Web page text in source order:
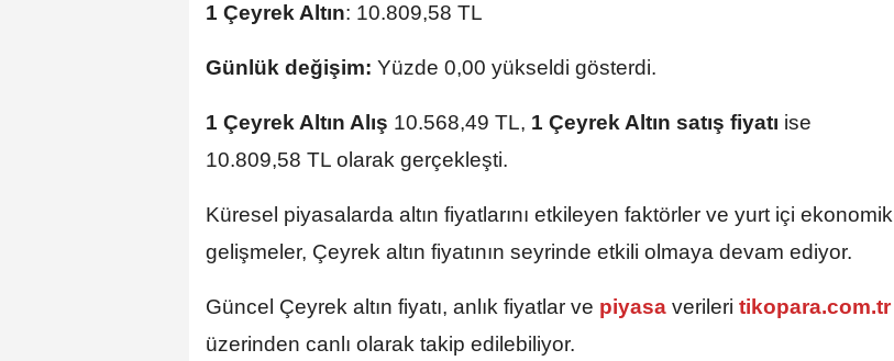
1 Çeyrek Altın: 10.809,58 TL
Günlük değişim: Yüzde 0,00 yükseldi gösterdi.
1 Çeyrek Altın Alış 10.568,49 TL, 1 Çeyrek Altın satış fiyatı ise
10.809,58 TL olarak gerçekleşti.
Küresel piyasalarda altın fiyatlarını etkileyen faktörler ve yurt içi ekonomik
gelişmeler, Çeyrek altın fiyatının seyrinde etkili olmaya devam ediyor.
Güncel Çeyrek altın fiyatı, anlık fiyatlar ve piyasa verileri tikopara.com.tr
üzerinden canlı olarak takip edilebiliyor.